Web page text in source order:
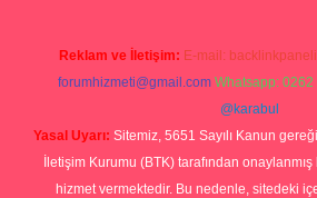
Reklam ve İletişim: E-mail:
forumhizmeti@gmail.com Whatsapp: 0262
@karabul
Yasal Uyarı: Sitemiz, 5651 Sayılı Kanun
İletişim Kurumu (BTK) tarafından
hizmet vermektedir. Bu nedenle, sitedeki